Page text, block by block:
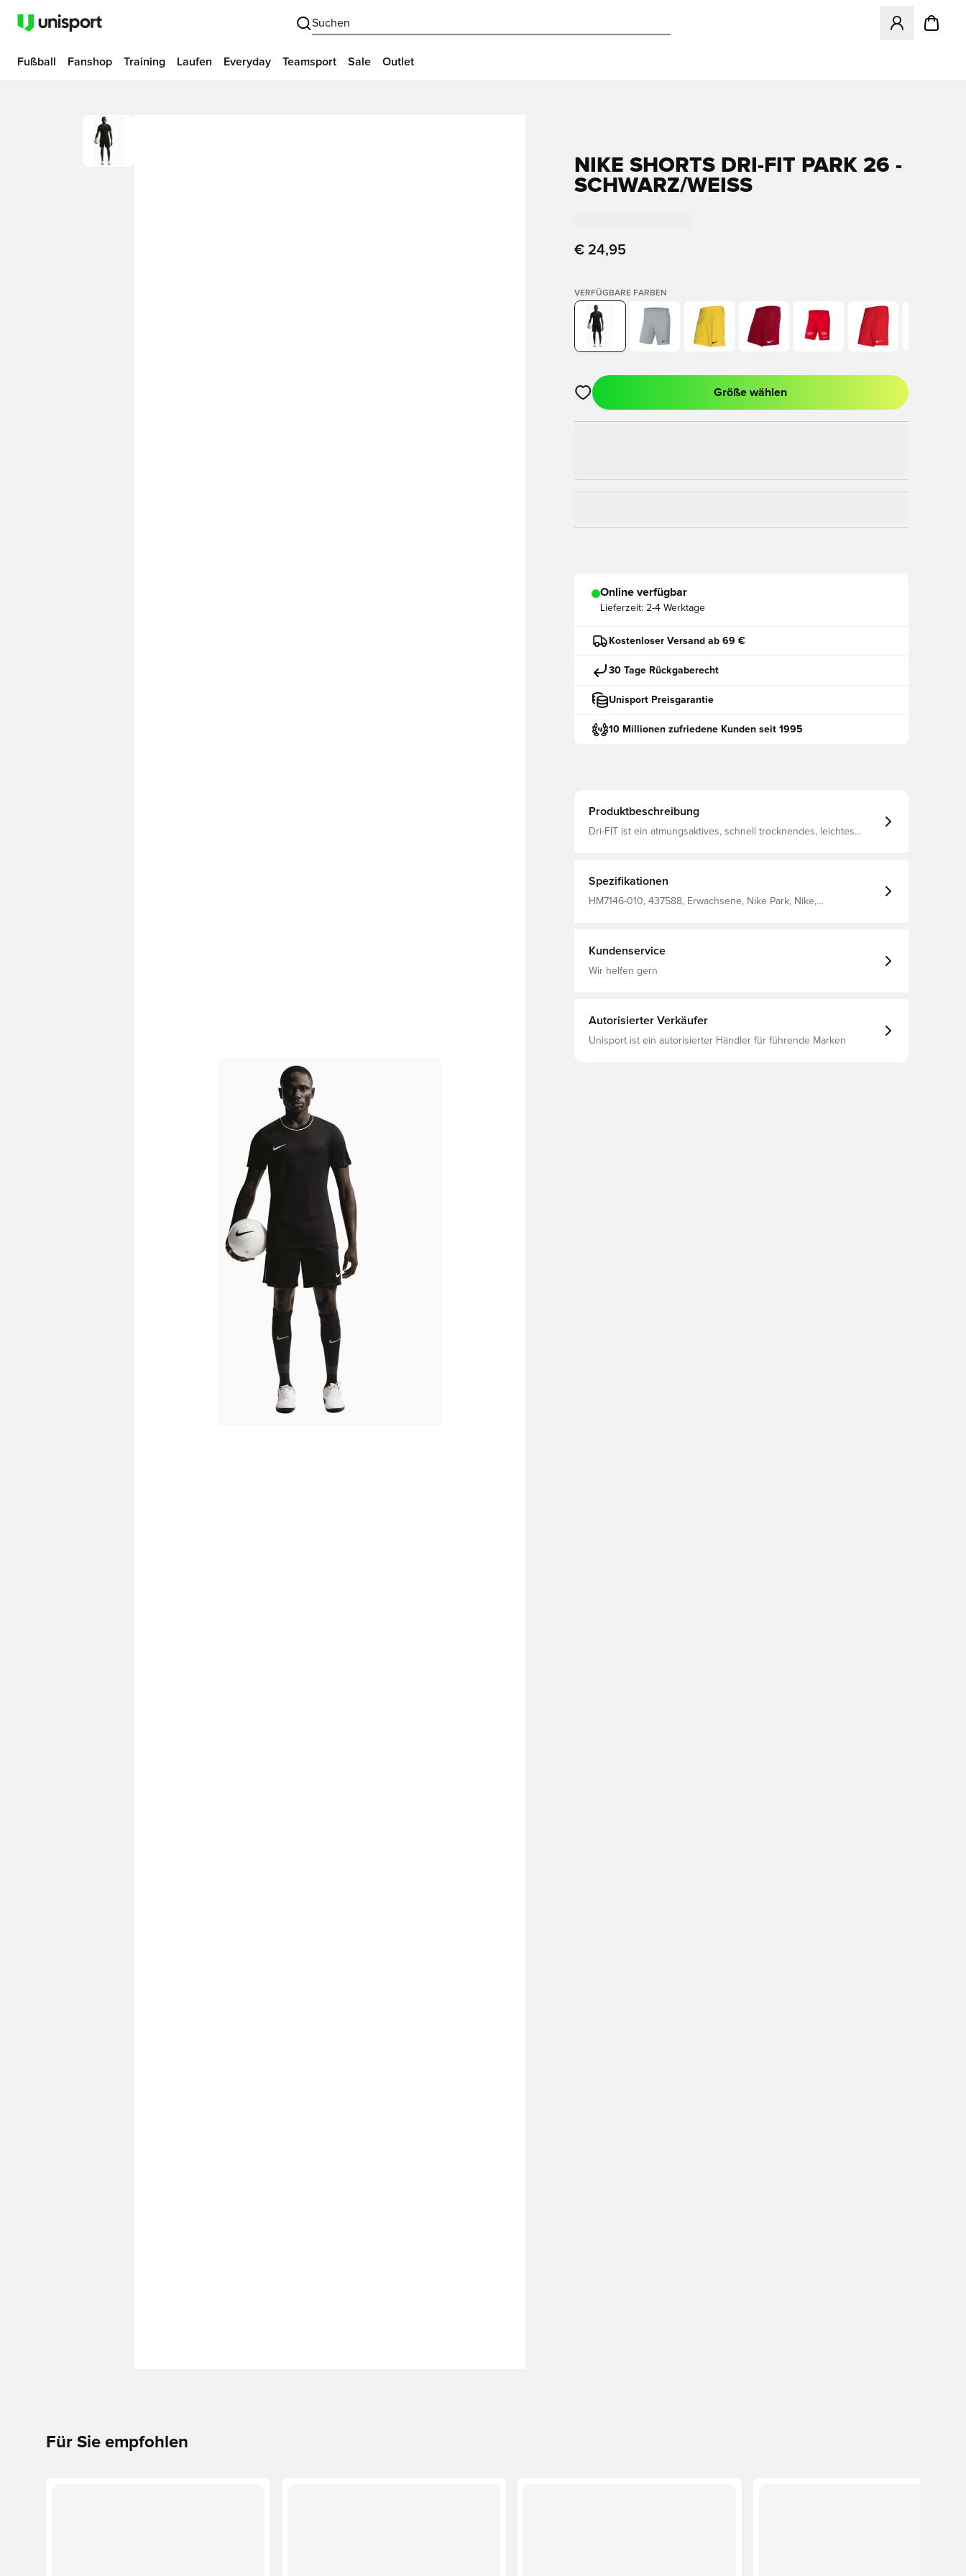
Suchen
Öffnet ein
Fußball Fanshop Training Laufen Everyday Teamsport Sale Outlet
NIKE SHORTS DRI-FIT PARK 26 -
SCHWARZ/WEISS
€ 24,95
VERFÜGBARE FARBEN
Öffnet ein Fenster zum Anmelden oder Registrieren als Mitglied
Größe wählen
Online verfügbar
Lieferzeit: 2-4 Werktage
Kostenloser Versand ab 69 €
30 Tage Rückgaberecht
Unisport Preisgarantie
10 Millionen zufriedene Kunden seit 1995
Produktbeschreibung
Dri-FIT ist ein atmungsaktives, schnell trocknendes, leichtes
Spezifikationen
HM7146-010, 437588, Erwachsene, Nike Park, Nike,
Kundenservice
Wir helfen gern
Autorisierter Verkäufer
Unisport ist ein autorisierter Händler für führende Marken
Für Sie empfohlen